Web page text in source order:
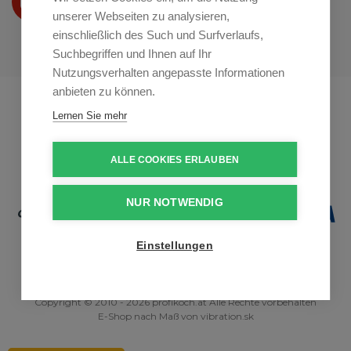
unserer Webseiten zu analysieren,
einschließlich des Such und Surfverlaufs,
Suchbegriffen und Ihnen auf Ihr
Nutzungsverhalten angepasste Informationen
anbieten zu können.
Lernen Sie mehr
ALLE COOKIES ERLAUBEN
NUR NOTWENDIG
Einstellungen
Youtube
Profikuchar.sk
Copyright © 2010 - 2026 profikoch.at Alle Rechte vorbehalten
E-Shop nach Maßvon vibration.sk